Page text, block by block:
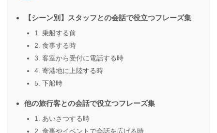
【シーン別】スタッフとの会話で役立つフレーズ集
1. 乗船する前
2. 食事する時
3. 客室から受付に電話する時
4. 寄港地に上陸する時
5. 下船時
他の旅行客との会話で役立つフレーズ集
1. あいさつする時
2. 食事やイベントで会話を広げる時